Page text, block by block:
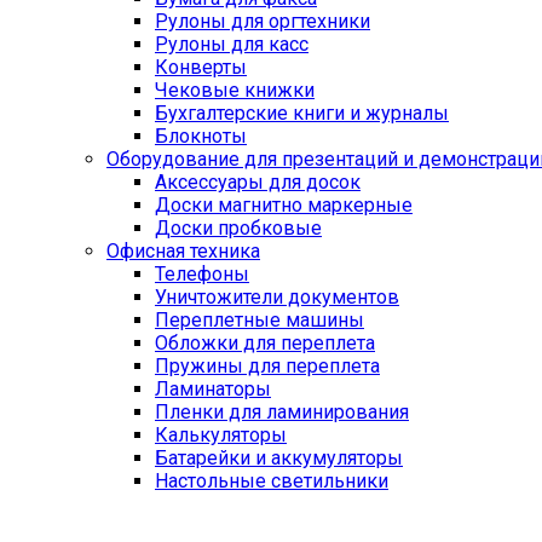
Рулоны для оргтехники
Рулоны для касс
Конверты
Чековые книжки
Бухгалтерские книги и журналы
Блокноты
Оборудование для презентаций и
Аксессуары для досок
Доски магнитно маркерные
Доски пробковые
Офисная техника
Телефоны
Уничтожители документов
Переплетные машины
Обложки для переплета
Пружины для переплета
Ламинаторы
Пленки для ламинирования
Калькуляторы
Батарейки и аккумуляторы
Настольные светильники